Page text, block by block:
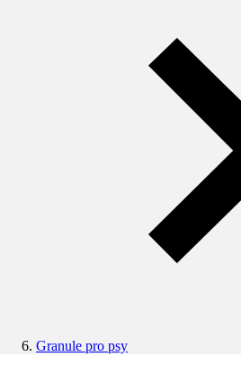
Granule pro psy